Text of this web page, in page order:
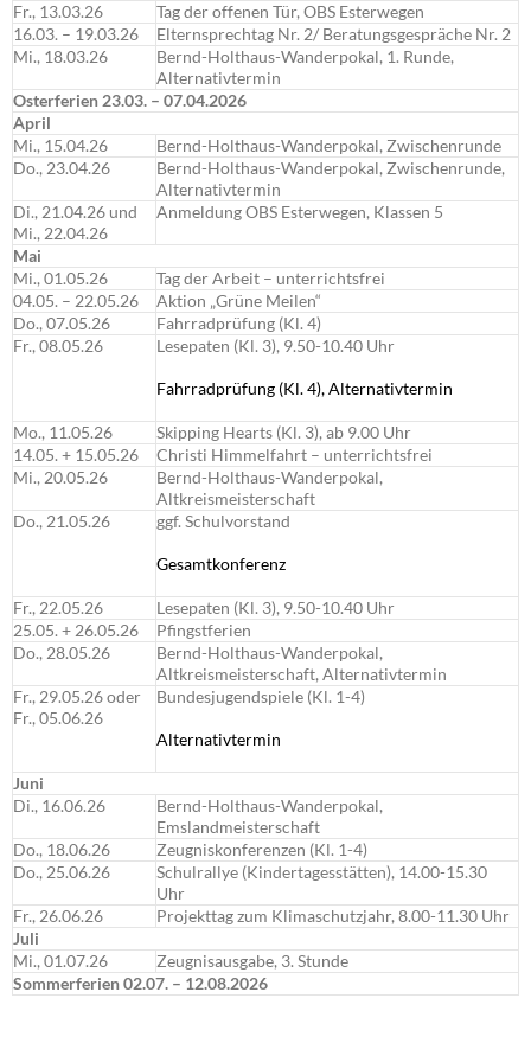
Fr., 13.03.26
Tag der offenen Tür, OBS Esterwegen
16.03. – 19.03.26
Elternsprechtag Nr. 2/ Beratungsgespräche Nr. 2
Mi., 18.03.26
Bernd-Holthaus-Wanderpokal, 1. Runde,
Alternativtermin
Osterferien 23.03. – 07.04.2026
April
Mi., 15.04.26
Bernd-Holthaus-Wanderpokal, Zwischenrunde
Do., 23.04.26
Bernd-Holthaus-Wanderpokal, Zwischenrunde,
Alternativtermin
Di., 21.04.26 und
Mi., 22.04.26
Anmeldung OBS Esterwegen, Klassen 5
Mai
Mi., 01.05.26
Tag der Arbeit – unterrichtsfrei
04.05. – 22.05.26
Aktion „Grüne Meilen“
Do., 07.05.26
Fahrradprüfung (Kl. 4)
Fr., 08.05.26
Lesepaten (Kl. 3), 9.50-10.40 Uhr
Fahrradprüfung (Kl. 4), Alternativtermin
Mo., 11.05.26
Skipping Hearts (Kl. 3), ab 9.00 Uhr
14.05. + 15.05.26
Christi Himmelfahrt – unterrichtsfrei
Mi., 20.05.26
Bernd-Holthaus-Wanderpokal,
Altkreismeisterschaft
Do., 21.05.26
ggf. Schulvorstand
Gesamtkonferenz
Fr., 22.05.26
Lesepaten (Kl. 3), 9.50-10.40 Uhr
25.05. + 26.05.26
Pfingstferien
Do., 28.05.26
Bernd-Holthaus-Wanderpokal,
Altkreismeisterschaft, Alternativtermin
Fr., 29.05.26 oder
Fr., 05.06.26
Bundesjugendspiele (Kl. 1-4)
Alternativtermin
Juni
Di., 16.06.26
Bernd-Holthaus-Wanderpokal,
Emslandmeisterschaft
Do., 18.06.26
Zeugniskonferenzen (Kl. 1-4)
Do., 25.06.26
Schulrallye (Kindertagesstätten), 14.00-15.30
Uhr
Fr., 26.06.26
Projekttag zum Klimaschutzjahr, 8.00-11.30 Uhr
Juli
Mi., 01.07.26
Zeugnisausgabe, 3. Stunde
Sommerferien 02.07. – 12.08.2026